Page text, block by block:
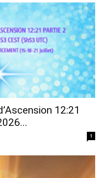
12:21
1